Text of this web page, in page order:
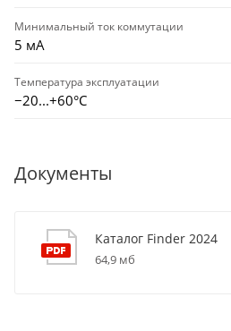
Минимальный ток коммутации
5 мА
Температура эксплуатации
−20...+60°С
Документы
Каталог Finder 2024
64,9 мб